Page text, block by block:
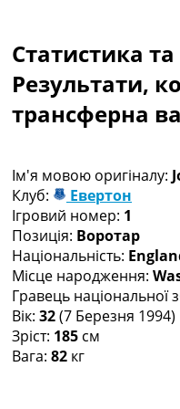
Чемпіонат
Україна.
Україна.
Ліга Чемпіонів
Ще Турніри
Таблиці
Чемпіонат
Таблиця УПЛ
Перша Ліга
Таблиця АПЛ
Таблиця Ла
Таблиця Ліги
Всі таблиці >>>
Рейтинги
Статистика
Результати,
трансферна
Ім'я мовою оригіналу:
Клуб:
Евертон
Ігровий номер: 1
Позиція: Воротар
Національність:
Місце народження:
Гравець національної
Вік: 32(7 Березня 1994)
Зріст: 185 см
Вага: 82 кг